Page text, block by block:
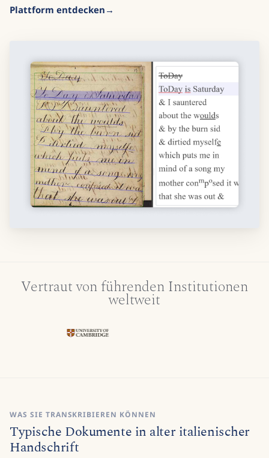
Plattform entdecken
Vertraut von führenden Institutionen
weltweit
WAS SIE TRANSKRIBIEREN KÖNNEN
Typische Dokumente in alter italienischer
Handschrift